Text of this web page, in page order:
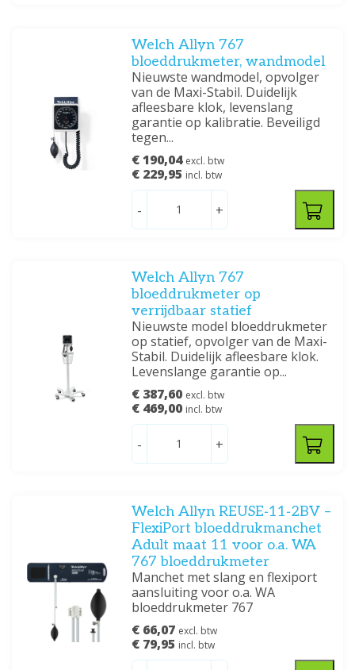
Welch Allyn 767
bloeddrukmeter, wandmodel
Nieuwste wandmodel, opvolger
van de Maxi-Stabil. Duidelijk
afleesbare klok, levenslang
garantie op kalibratie. Beveiligd
tegen...
€ 190,04 excl. btw
€ 229,95 incl. btw
- +
Welch Allyn 767
bloeddrukmeter op
verrijdbaar statief
Nieuwste model bloeddrukmeter
op statief, opvolger van de Maxi-
Stabil. Duidelijk afleesbare klok.
Levenslange garantie op...
€ 387,60 excl. btw
€ 469,00 incl. btw
- +
Welch Allyn REUSE‑11‑2BV –
FlexiPort bloeddrukmanchet
Adult maat 11 voor o.a. WA
767 bloeddrukmeter
Manchet met slang en flexiport
aansluiting voor o.a. WA
bloeddrukmeter 767
€ 66,07 excl. btw
€ 79,95 incl. btw